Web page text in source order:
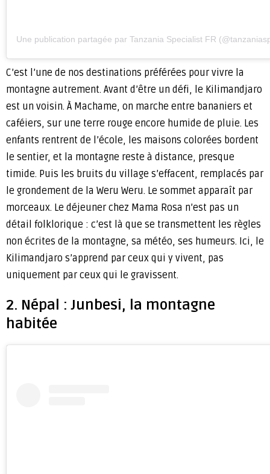
Une publication partagée par Tanzania Specialist FR
C’est l’une de nos destinations préférées pour vivre la
montagne autrement. Avant d’être un défi, le Kilimandjaro
est un voisin. À Machame, on marche entre bananiers et
caféiers, sur une terre rouge encore humide de pluie. Les
enfants rentrent de l’école, les maisons colorées bordent
le sentier, et la montagne reste à distance, presque
timide. Puis les bruits du village s’effacent, remplacés par
le grondement de la Weru Weru. Le sommet apparaît par
morceaux. Le déjeuner chez Mama Rosa n’est pas un
détail folklorique : c’est là que se transmettent les règles
non écrites de la montagne, sa météo, ses humeurs. Ici, le
Kilimandjaro s’apprend par ceux qui y vivent, pas
uniquement par ceux qui le gravissent.
2. Népal : Junbesi, la montagne
habitée